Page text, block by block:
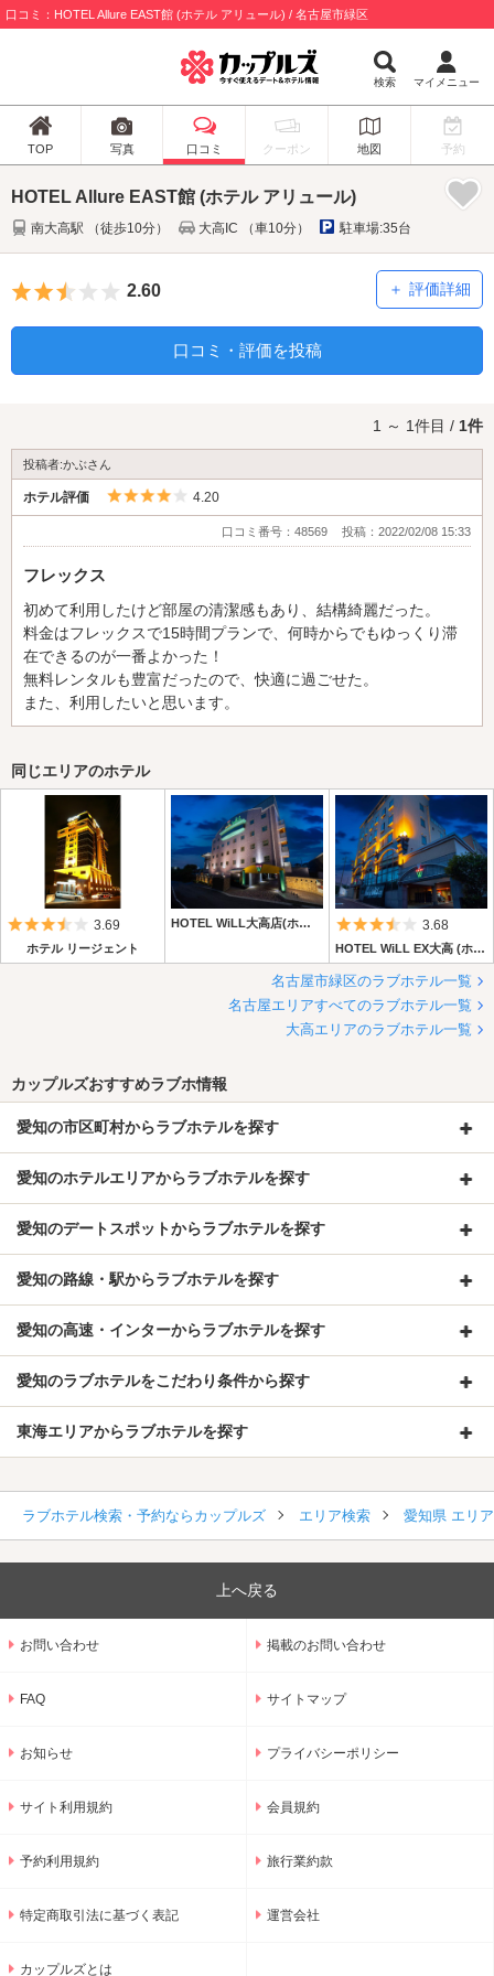
口コミ：HOTEL Allure EAST館 (ホテル アリュール) / 名古屋市緑区
検索 マイメニュー
TOP 写真 口コミ クーポン 地図 予約
HOTEL Allure EAST館 (ホテル アリュール)
南大高駅 （徒歩10分） 大高IC （車10分） 駐車場:35台
5つ星のうち2.5
2.60 評価詳細
口コミ・評価を投稿
1 ～ 1件目 / 1件
投稿者:かぶさん
ホテル評価 5つ星のうち4
4.20
口コミ番号：48569 投稿：2022/02/08 15:33
フレックス
初めて利用したけど部屋の清潔感もあり、結構綺麗だった。
料金はフレックスで15時間プランで、何時からでもゆっくり滞
在できるのが一番よかった！
無料レンタルも豊富だったので、快適に過ごせた。
また、利用したいと思います。
同じエリアのホテル
5つ星のうち3.5
3.69
ホテル リージェント
HOTEL WiLL大高店(ホテル ウィル 大高店) 5つ星のうち
3.68
HOTEL WiLL EX大高 (ホテル ウィル EX大高)
名古屋市緑区のラブホテル一覧
名古屋エリアすべてのラブホテル一覧
大高エリアのラブホテル一覧
カップルズおすすめラブホ情報
愛知の市区町村からラブホテルを探す
愛知のホテルエリアからラブホテルを探す
愛知のデートスポットからラブホテルを探す
愛知の路線・駅からラブホテルを探す
愛知の高速・インターからラブホテルを探す
愛知のラブホテルをこだわり条件から探す
東海エリアからラブホテルを探す
ラブホテル検索・予約ならカップルズ エリア検索 愛知県 エリ
上へ戻る
お問い合わせ 掲載のお問い合わせ
FAQ サイトマップ
お知らせ プライバシーポリシー
サイト利用規約 会員規約
予約利用規約 旅行業約款
特定商取引法に基づく表記 運営会社
カップルズとは